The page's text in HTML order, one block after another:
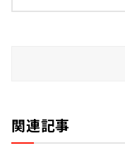
関連記事